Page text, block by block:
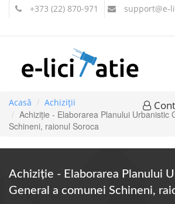
+373 (22) 870-971 support@e-
Acasă Achiziții
Achiziție - Elaborarea Planului Urbanistic
Schineni, raionul Soroca
Achiziție - Elaborarea Planului
General a comunei Schineni,